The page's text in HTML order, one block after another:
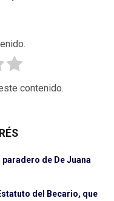
contenido.
paradero de De Juana
del Becario, que